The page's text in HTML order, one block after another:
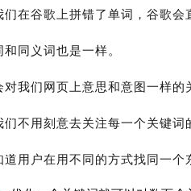
们在谷歌上拼错了单词，谷歌会
同义词也是一样。
对我们网页上意思和意图一样的
们不用刻意去关注每一个关键词
道用户在用不同的方式找同一个